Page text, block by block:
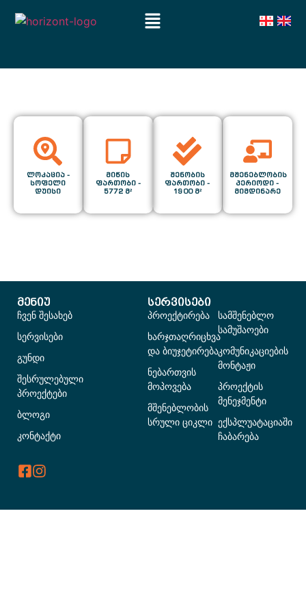
ლოკაცია -
სოფელი
დუისი
მიწის
ფართობი -
5772 მ²
შენობის
ფართობი -
1900 მ²
მშენებლობის
პერიოდი -
მიმდინარე
მენიუ
ჩვენ შესახებ
სერვისები
გუნდი
შესრულებული
პროექტები
ბლოგი
კონტაქტი
სერვისები
პროექტირება
ხარჯთაღრიცხვა
და ბიუჯეტირება
ნებართვის
მოპოვება
მშენებლობის
სრული ციკლი
სამშენებლო
სამუშაოები
კომუნიკაციების
მონტაჟი
პროექტის
მენეჯმენტი
ექსპლუატაციაში
ჩაბარება